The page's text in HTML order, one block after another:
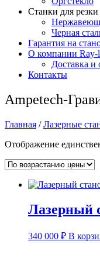
Станки для
Черная
Гарантия на
О компании Ray-
Доставка и
Контакты
Ampetech-
Главная /Лазерные
Отображение
Лазерный
340 000 ₽ В